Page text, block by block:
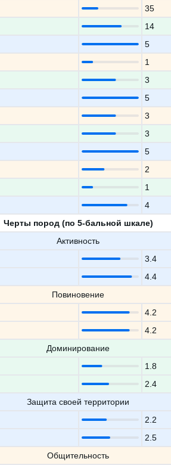
35
14
5
1
3
5
3
3
5
2
1
4
Черты пород (по 5-бальной шкале)
Активность
3.4
4.4
Повиновение
4.2
4.2
Доминирование
1.8
2.4
Защита своей территории
2.2
2.5
Общительность